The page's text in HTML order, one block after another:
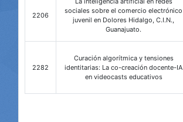
2206
sociales sobre el comercio electrónico
juvenil en Dolores Hidalgo, C.I.N.,
Guanajuato.
2282
Curación algorítmica y tensiones
identitarias: La co-creación docente-IA
en videocasts educativos